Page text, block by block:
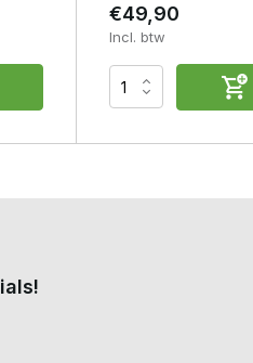
€49,90
Incl. btw